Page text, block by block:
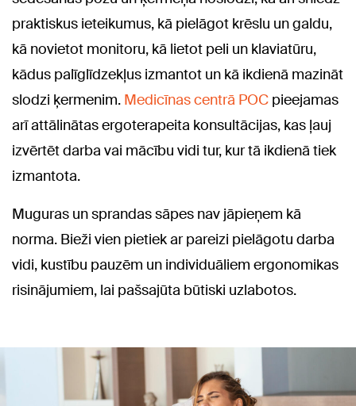
praktiskus ieteikumus, kā pielāgot krēslu un galdu,
kā novietot monitoru, kā lietot peli un klaviatūru,
kādus palīglīdzekļus izmantot un kā ikdienā mazināt
slodzi ķermenim. Medicīnas centrā POC pieejamas
arī attālinātas ergoterapeita konsultācijas, kas ļauj
izvērtēt darba vai mācību vidi tur, kur tā ikdienā tiek
izmantota.
Muguras un sprandas sāpes nav jāpieņem kā
norma. Bieži vien pietiek ar pareizi pielāgotu darba
vidi, kustību pauzēm un individuāliem ergonomikas
risinājumiem, lai pašsajūta būtiski uzlabotos.